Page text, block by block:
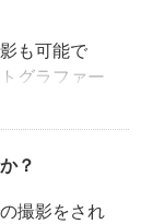
も可能で
グラファー
？
撮影をされ